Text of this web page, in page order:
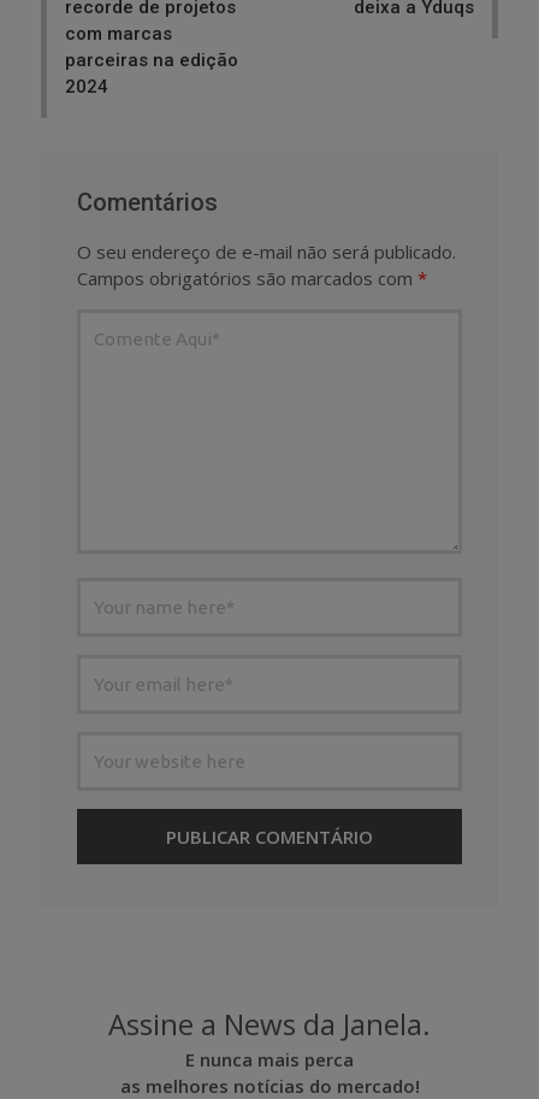
recorde de projetos
com marcas
parceiras na edição
2024
deixa a Yduqs
Comentários
O seu endereço de e-mail não será publicado.
Campos obrigatórios são marcados com *
Assine a News da Janela.
E nunca mais perca
as melhores notícias do mercado!